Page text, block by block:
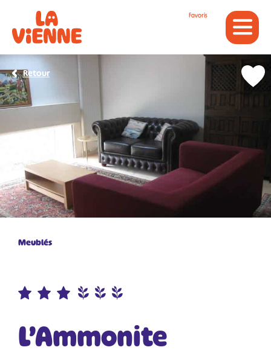
Favoris
Meublés
L’Ammonite
Retour